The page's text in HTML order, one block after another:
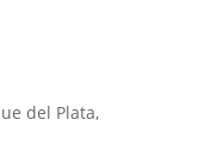
del Plata,